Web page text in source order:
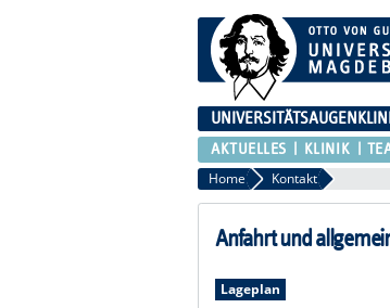
AKTUELLES KLINIK
Home Kontakt
Anfahrt und
Lageplan